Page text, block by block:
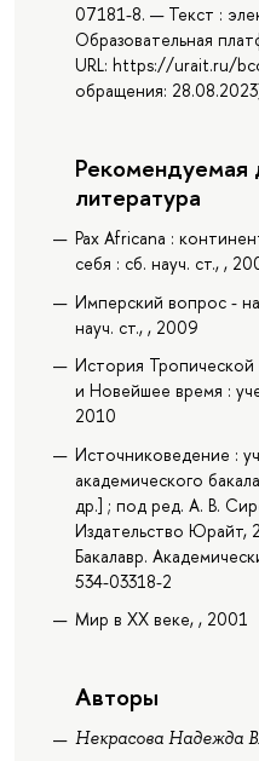
07181-8. — Текст :
Образовательная
URL: https://urait.ru/
обращения:
Рекомендуемая
литература
Pax Africana :
себя : сб. науч. ст., ,
Имперский вопрос -
науч. ст., , 2009
История
и Новейшее время :
2010
Источниковедение :
академического
др.] ; под ред. А. В.
Издательство Юрайт,
Бакалавр.
534-03318-2
Мир в XX веке, , 2001
Авторы
Некрасова Надежда